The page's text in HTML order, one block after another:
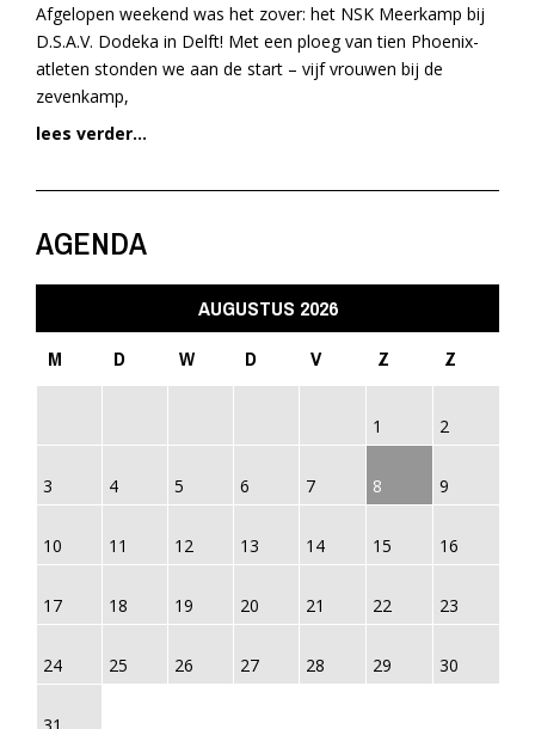
Afgelopen weekend was het zover: het NSK Meerkamp bij
D.S.A.V. Dodeka in Delft! Met een ploeg van tien Phoenix-
atleten stonden we aan de start – vijf vrouwen bij de
zevenkamp,
lees verder...
AGENDA
AUGUSTUS 2026
M
D W D V Z Z
1 2
3 4 5 6 7 8 9
10 11 12 13 14 15 16
17 18 19 20 21 22 23
24 25 26 27 28 29 30
31